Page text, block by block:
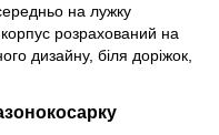
на лужку
розрахований на
дизайну, біля доріжок,